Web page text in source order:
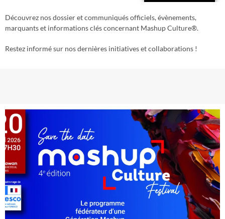
Découvrez nos dossier et communiqués officiels, évènements,
marquants et informations clés concernant Mashup Culture®️.
Restez informé sur nos dernières initiatives et collaborations !